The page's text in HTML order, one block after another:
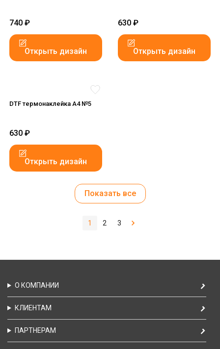
740 ₽
Открыть дизайн
630 ₽
Открыть дизайн
DTF термонаклейка А4 №5
630 ₽
Открыть дизайн
Показать все
1 2 3
О КОМПАНИИ
КЛИЕНТАМ
ПАРТНЕРАМ